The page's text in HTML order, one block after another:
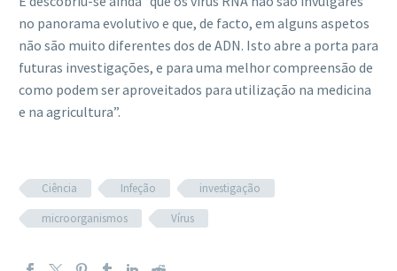
no panorama evolutivo e que, de facto, em alguns aspetos
não são muito diferentes dos de ADN. Isto abre a porta para
futuras investigações, e para uma melhor compreensão de
como podem ser aproveitados para utilização na medicina
e na agricultura”.
Ciência Infeção
investigação
microorganismos
Vírus